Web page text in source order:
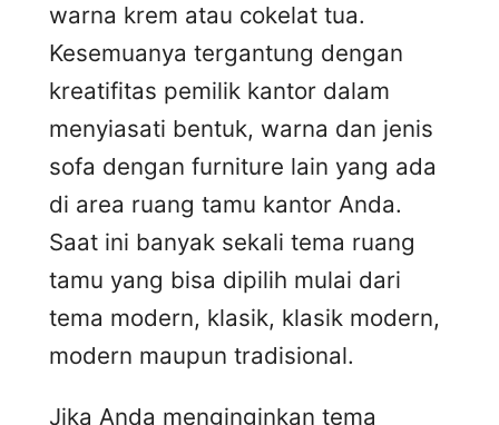
warna krem atau cokelat tua.
Kesemuanya tergantung dengan
kreatifitas pemilik kantor dalam
menyiasati bentuk, warna dan jenis
sofa dengan furniture lain yang ada
di area ruang tamu kantor Anda.
Saat ini banyak sekali tema ruang
tamu yang bisa dipilih mulai dari
tema modern, klasik, klasik modern,
modern maupun tradisional.
Jika Anda menginginkan tema